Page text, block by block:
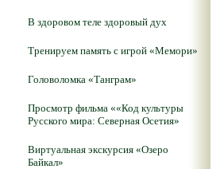
В здоровом теле здоровый дух
Тренируем память с игрой «Мемори»
Головоломка «Танграм»
Просмотр фильма ««Код культуры
Русского мира: Северная Осетия»
Виртуальная экскурсия «Озеро
Байкал»